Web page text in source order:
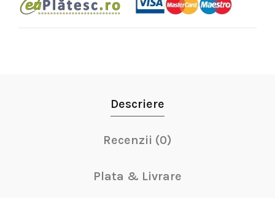
Descriere
Recenzii (0)
Plata & Livrare